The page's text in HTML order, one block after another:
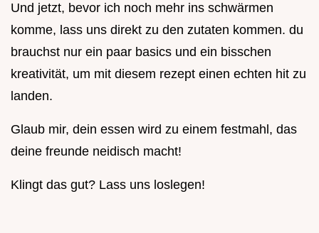
Und jetzt, bevor ich noch mehr ins schwärmen
komme, lass uns direkt zu den zutaten kommen. du
brauchst nur ein paar basics und ein bisschen
kreativität, um mit diesem rezept einen echten hit zu
landen.
Glaub mir, dein essen wird zu einem festmahl, das
deine freunde neidisch macht!
Klingt das gut? Lass uns loslegen!